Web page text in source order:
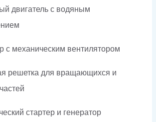
двигатель с водяным
с механическим вентилятором
решетка для вращающихся и
стартер и генератор